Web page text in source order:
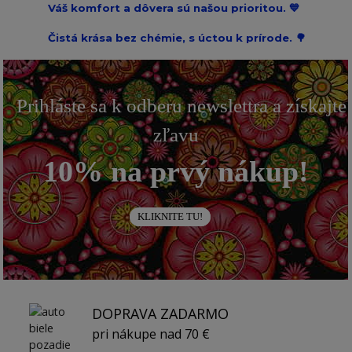
Váš komfort a dôvera sú našou prioritou. 💙
Čistá krása bez chémie, s úctou k prírode. 🌳
Prihláste sa k odberu newslettra a získajte
zľavu
10% na prvý nákup!
KLIKNITE TU!
DOPRAVA ZADARMO
pri nákupe nad 70 €